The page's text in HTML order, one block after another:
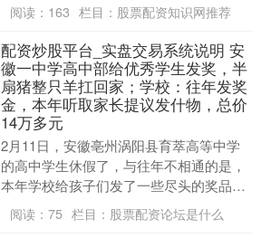
的第一个恶果：小....
阅读： 163 栏目： 股票配资知识网推荐
配资炒股平台_实盘交易系统说明 安
徽一中学高中部给优秀学生发奖，半
扇猪整只羊扛回家；学校：往年发奖
金，本年听取家长提议发什物，总价
14万多元
2月11日，安徽亳州涡阳县育萃高等中学
的高中学生休假了，与往年不相通的是，
本年学校给孩子们发了一些尽头的奖品。
有的奖品是鱼，有的是猪腿，有的则是半
扇猪以至一整只....
阅读： 75 栏目： 股票配资论坛是什么